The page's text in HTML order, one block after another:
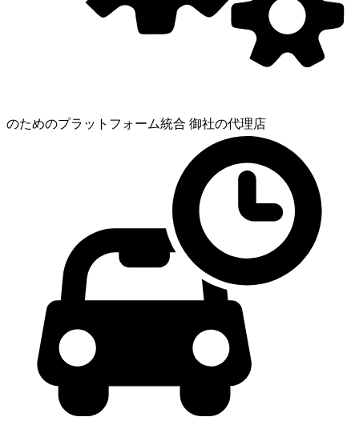
のためのプラットフォーム統合 御社の代理店